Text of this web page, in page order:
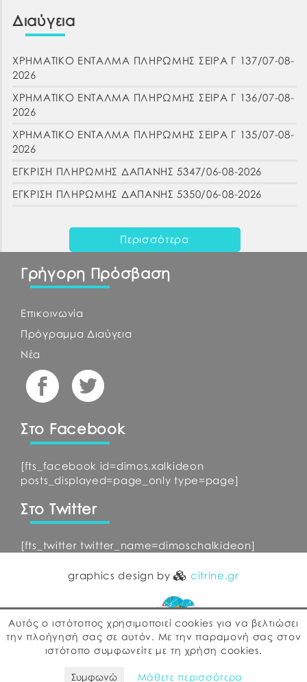
Διαύγεια
ΧΡΗΜΑΤΙΚΟ ΕΝΤΑΛΜΑ ΠΛΗΡΩΜΗΣ ΣΕΙΡΑ Γ 137/07-08-
2026
ΧΡΗΜΑΤΙΚΟ ΕΝΤΑΛΜΑ ΠΛΗΡΩΜΗΣ ΣΕΙΡΑ Γ 136/07-08-
2026
ΧΡΗΜΑΤΙΚΟ ΕΝΤΑΛΜΑ ΠΛΗΡΩΜΗΣ ΣΕΙΡΑ Γ 135/07-08-
2026
ΕΓΚΡΙΣΗ ΠΛΗΡΩΜΗΣ ΔΑΠΑΝΗΣ 5347/06-08-2026
ΕΓΚΡΙΣΗ ΠΛΗΡΩΜΗΣ ΔΑΠΑΝΗΣ 5350/06-08-2026
Περισσότερα
Γρήγορη Πρόσβαση
Επικοινωνία
Πρόγραμμα Διαύγεια
Νέα
Στο Facebook
[fts_facebook id=dimos.xalkideon
posts_displayed=page_only type=page]
Στο Twitter
[fts_twitter twitter_name=dimoschalkideon]
graphics design by citrine.gr
Αυτός ο ιστότοπος χρησιμοποιεί cookies για να βελτιώσει
την πλοήγησή σας σε αυτόν. Με την παραμονή σας στον
ιστότοπο συμφωνείτε με τη χρήση cookies.
Συμφωνώ Μάθετε περισσότερα